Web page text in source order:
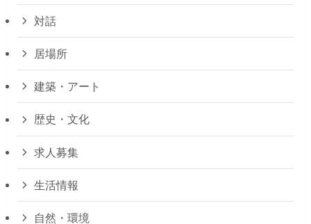
対話
居場所
建築・アート
歴史・文化
求人募集
生活情報
自然・環境